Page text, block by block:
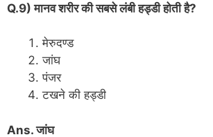
Q.9) मानव शरीर की सबसे लंबी हड्डी होती है?
मेरुदण्ड
जांघ
पंजर
टखने की हड्डी
Ans. जांघ